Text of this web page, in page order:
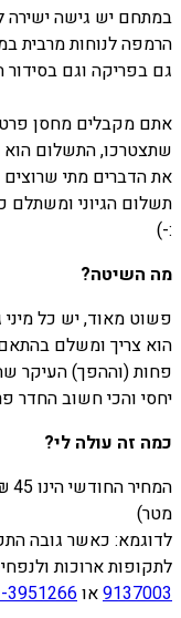
במתחם יש גישה
הרמפה לנוחות מרבית
גם בפריקה וגם
אתם מקבלים מחסן
שתצטרכו, התשלום הוא
את הדברים מתי שרוצים
תשלום הגיוני
:-)
מה השיטה?
פשוט מאוד, יש כל מיני
הוא צריך ומשלם
פחות (וההפך) העיקר
יחסי והכי חשוב החדר
כמה זה עולה לי?
מטר)
לדוגמא: כאשר גובה התקרה הינו 3 מטר אז
לתקופות ארוכות
9137003או3951266